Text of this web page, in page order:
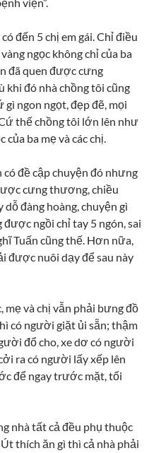
đến 5 chị em gái. Chỉ điều
ngọc không chỉ của ba
đã quen được cưng
đó nhà chồng tôi cũng
gì ngon ngọt, đẹp đẽ, mọi
thế chồng tôi lớn lên như
ba mẹ và các chị.
đề cập chuyện đó nhưng
cưng thương, chiều
đàng hoàng, chuyện gì
ngồi chỉ tay 5 ngón, sai
Tuấn cũng thế. Hơn nữa,
được nuôi dạy để sau này
mẹ và chị vẫn phải bưng đồ
có người giặt ủi sẵn; thậm
đổ cho, xe dơ có người
ra có người lấy xếp lên
để ngay trước mặt, tối
nhà tất cả đều phụ thuộc
thích ăn gì thì cả nhà phải